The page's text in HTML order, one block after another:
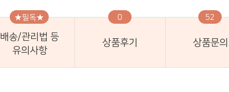
배송/관리법 등
유의사항
★필독★
상품후기
0
상품문의
52